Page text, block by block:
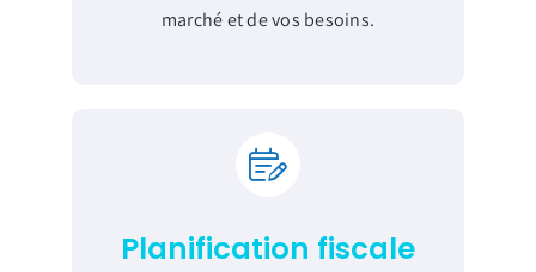
marché et de vos besoins.
Planification fiscale